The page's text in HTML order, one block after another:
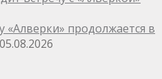
«Алверки» продолжается в
05.08.2026